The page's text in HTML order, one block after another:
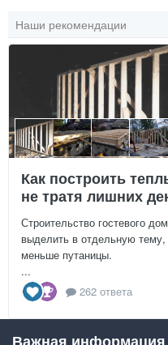
Наши рекомендации
Как построить
не тратя лишних
Строительство гостевого
выделить в отдельную тему,
меньше путаницы.
...
262 ответа